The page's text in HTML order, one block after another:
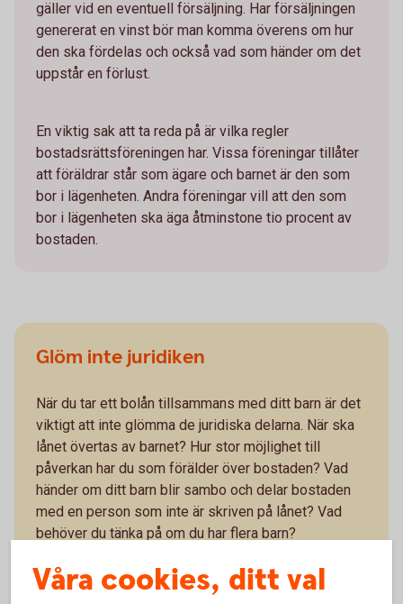
gäller vid en eventuell försäljning. Har försäljningen
genererat en vinst bör man komma överens om hur
den ska fördelas och också vad som händer om det
uppstår en förlust.
En viktig sak att ta reda på är vilka regler
bostadsrättsföreningen har. Vissa föreningar tillåter
att föräldrar står som ägare och barnet är den som
bor i lägenheten. Andra föreningar vill att den som
bor i lägenheten ska äga åtminstone tio procent av
bostaden.
Glöm inte juridiken
När du tar ett bolån tillsammans med ditt barn är det
viktigt att inte glömma de juridiska delarna. När ska
lånet övertas av barnet? Hur stor möjlighet till
påverkan har du som förälder över bostaden? Vad
händer om ditt barn blir sambo och delar bostaden
med en person som inte är skriven på lånet? Vad
behöver du tänka på om du har flera barn?
Är du osäker på vilka juridisk avtal du behöver?
Våra cookies, ditt val